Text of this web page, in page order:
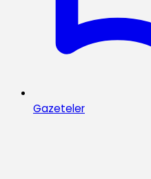
Gazeteler